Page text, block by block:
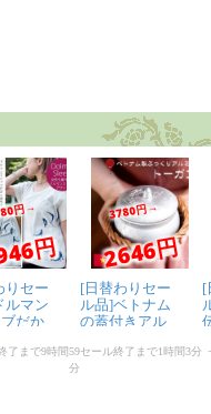
。初心者なので少量
した。
比べて色と粒子が全
ないのでまだ使用し